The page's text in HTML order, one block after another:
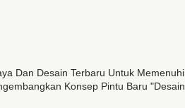
Dan Desain Terbaru Untuk Memenuhi
Konsep Pintu Baru "desain